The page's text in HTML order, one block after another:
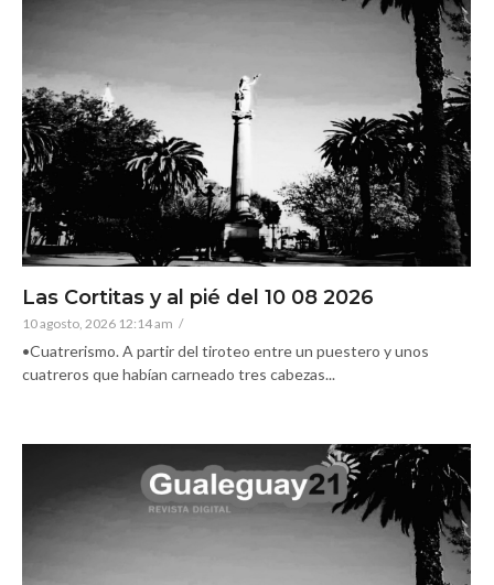
Las Cortitas y al pié del 10 08 2026
10 agosto, 2026 12:14 am /
•Cuatrerismo. A partir del tiroteo entre un puestero y unos
cuatreros que habían carneado tres cabezas...